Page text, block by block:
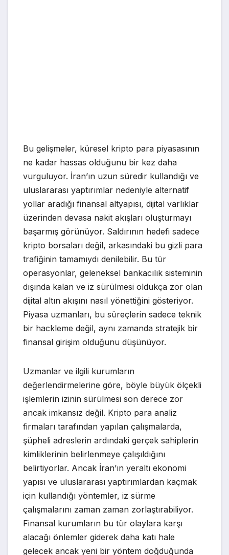
Bu gelişmeler, küresel kripto para piyasasının
ne kadar hassas olduğunu bir kez daha
vurguluyor. İran’ın uzun süredir kullandığı ve
uluslararası yaptırımlar nedeniyle alternatif
yollar aradığı finansal altyapısı, dijital varlıklar
üzerinden devasa nakit akışları oluşturmayı
başarmış görünüyor. Saldırının hedefi sadece
kripto borsaları değil, arkasındaki bu gizli para
trafiğinin tamamıydı denilebilir. Bu tür
operasyonlar, geleneksel bankacılık sisteminin
dışında kalan ve iz sürülmesi oldukça zor olan
dijital altın akışını nasıl yönettiğini gösteriyor.
Piyasa uzmanları, bu süreçlerin sadece teknik
bir hackleme değil, aynı zamanda stratejik bir
finansal girişim olduğunu düşünüyor.
Uzmanlar ve ilgili kurumların
değerlendirmelerine göre, böyle büyük ölçekli
işlemlerin izinin sürülmesi son derece zor
ancak imkansız değil. Kripto para analiz
firmaları tarafından yapılan çalışmalarda,
şüpheli adreslerin ardındaki gerçek sahiplerin
kimliklerinin belirlenmeye çalışıldığını
belirtiyorlar. Ancak İran’ın yeraltı ekonomi
yapısı ve uluslararası yaptırımlardan kaçmak
için kullandığı yöntemler, iz sürme
çalışmalarını zaman zaman zorlaştırabiliyor.
Finansal kurumların bu tür olaylara karşı
alacağı önlemler giderek daha katı hale
gelecek ancak yeni bir yöntem doğduğunda